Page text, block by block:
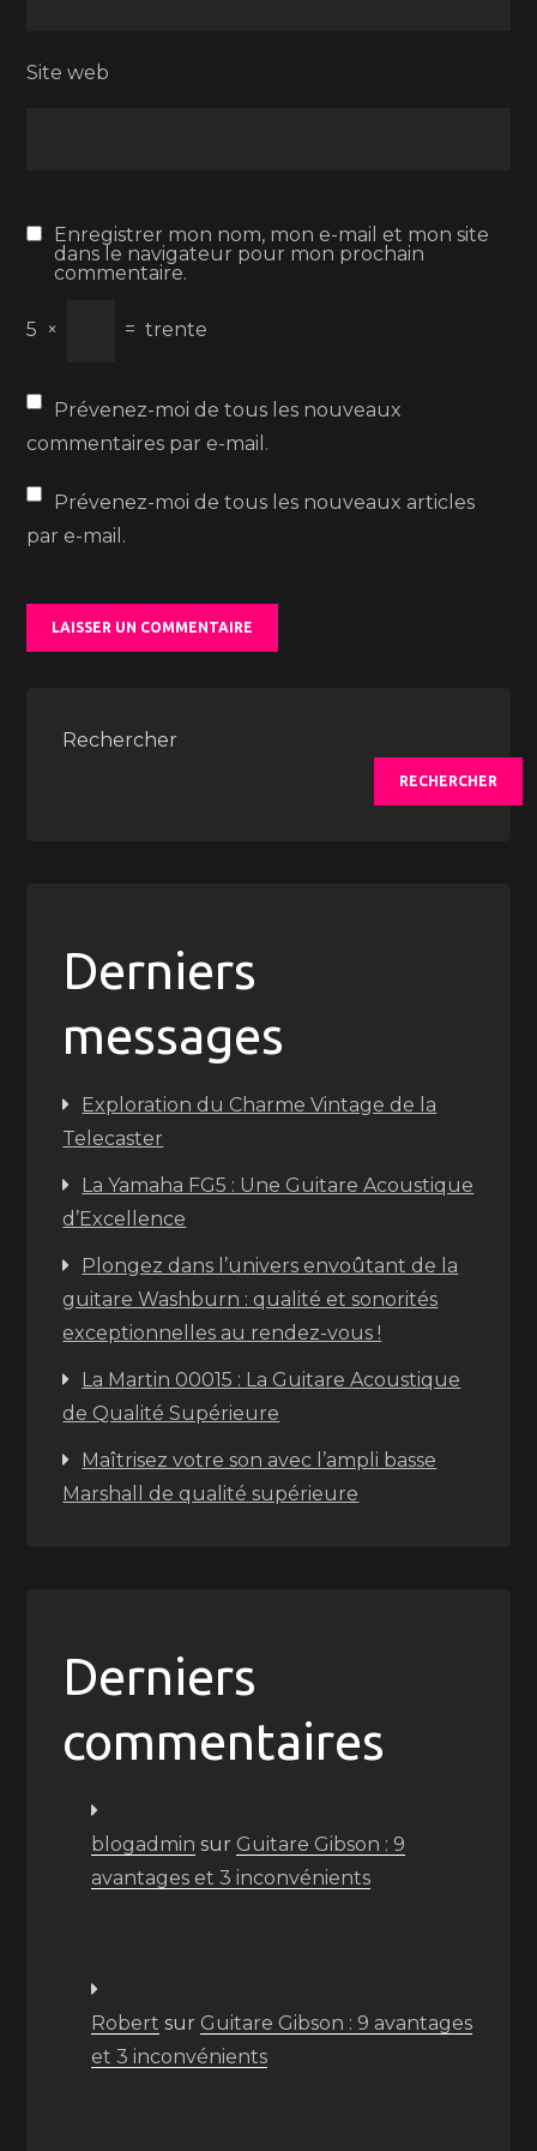
Site web
Enregistrer mon nom, mon e-mail et mon site
dans le navigateur pour mon prochain
commentaire.
5 × = trente
Prévenez-moi de tous les nouveaux
commentaires par e-mail.
Prévenez-moi de tous les nouveaux articles
par e-mail.
Rechercher
RECHERCHER
Derniers
messages
Exploration du Charme Vintage de la
Telecaster
La Yamaha FG5 : Une Guitare Acoustique
d’Excellence
Plongez dans l’univers envoûtant de la
guitare Washburn : qualité et sonorités
exceptionnelles au rendez-vous !
La Martin 00015 : La Guitare Acoustique
de Qualité Supérieure
Maîtrisez votre son avec l’ampli basse
Marshall de qualité supérieure
Derniers
commentaires
blogadmin sur Guitare Gibson : 9
avantages et 3 inconvénients
Robert sur Guitare Gibson : 9 avantages
et 3 inconvénients